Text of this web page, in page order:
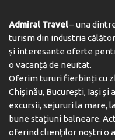
Prânzuri la pachet
have a king-size bed
requested. A safe and a
will also find a tea/
standard features.
and WiFi are provided
with a shower and
feature, bathrooms are
products and a
rooms can be booked.
non-smoking rooms.
Admiral Travel– una
turism din industria
și interesante oferte
o vacanță de neuitat.
Oferim tururi fierbinți cu
Chișinău, București, Iași și
excursii, sejururi la mare,
bune stațiuni balneare.
oferind clienților noștri o